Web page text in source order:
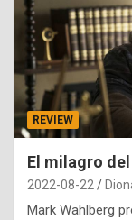
REVIEW
El milagro
2022-08-22
Mark Wahlberg